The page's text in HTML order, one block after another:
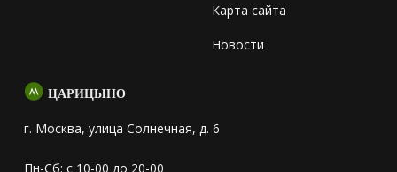
Карта сайта
Новости
ЦАРИЦЫНО
г. Москва, улица Солнечная, д. 6
Пн-Сб: с 10-00 до 20-00